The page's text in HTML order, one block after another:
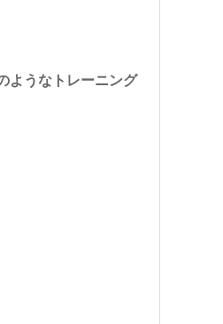
ようなトレーニング